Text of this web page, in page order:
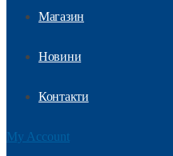
Магазин
Новини
Контакти
My Account